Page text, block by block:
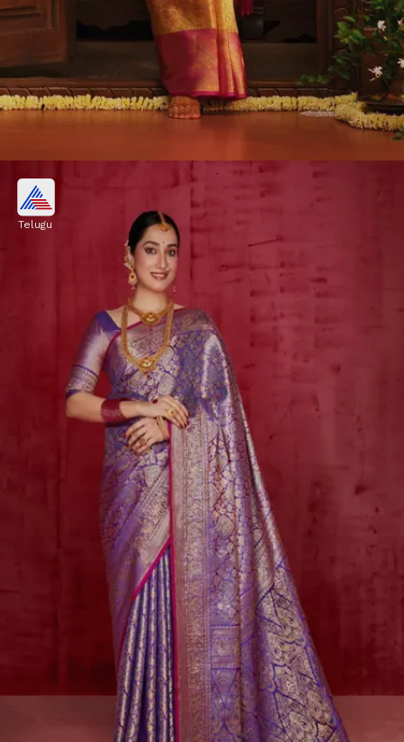
కంచిపట్టు చీర
తమిళనాడు ప్రత్యేకం కంచిపట్టు చీరలు. ఇవి మందపాటి
నేతకు, స్వచ్ఛమైన బంగారు జరీ పనితనానికి ప్రసిద్ధి.
పెళ్లికూతుళ్లకు రెట్టింపు అందాన్నిస్తాయి.
Image credits: Pinterest
Telugu